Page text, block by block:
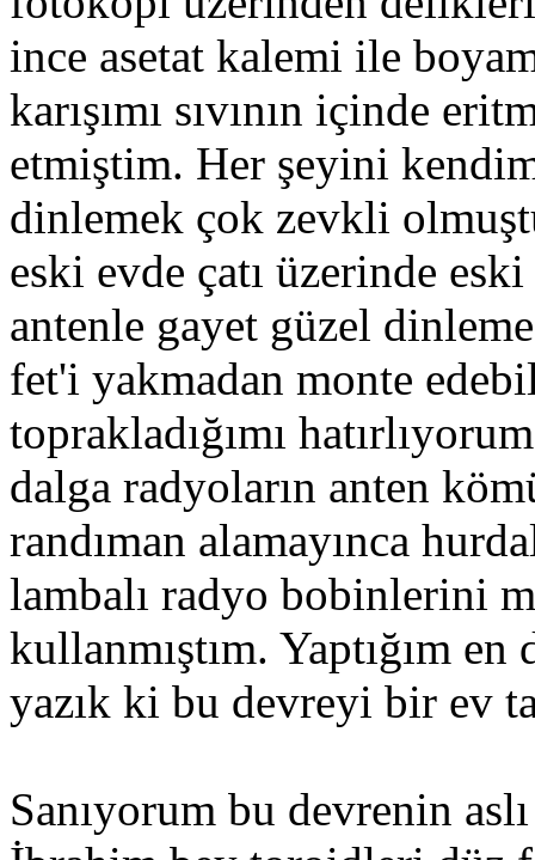
ince asetat kalemi ile
karışımı sıvının içinde
etmiştim. Her şeyini
dinlemek çok zevkli
eski evde çatı üzerinde
antenle gayet güzel
fet'i yakmadan monte
toprakladığımı
dalga radyoların anten
randıman alamayınca
lambalı radyo bobinlerini
kullanmıştım. Yaptığım
yazık ki bu devreyi bir ev
Sanıyorum bu devrenin